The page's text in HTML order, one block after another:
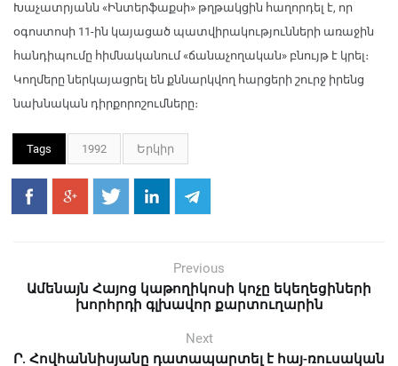
Խաչատրյանն «Ինտերֆաքսի» թղթակցին հաղորդել է, որ
օգոստոսի 11-ին կայացած պատվիրակությունների առաջին
հանդիպումը հիմնականում «ճանաչողական» բնույթ է կրել։
Կողմերը ներկայացրել են քննարկվող հարցերի շուրջ իրենց
նախնական դիրքորոշումները։
Tags 1992 Երկիր
Previous
Ամենայն Հայոց կաթողիկոսի կոչը եկեղեցիների
խորհրդի գլխավոր քարտուղարին
Next
Ր. Հովհաննիսյանը դատապարտել է հայ-ռուսական